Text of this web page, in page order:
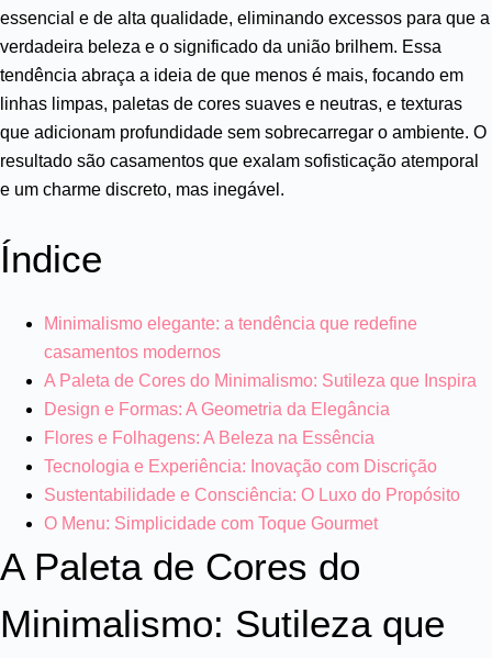
essencial e de alta qualidade, eliminando excessos para que a
verdadeira beleza e o significado da união brilhem. Essa
tendência abraça a ideia de que menos é mais, focando em
linhas limpas, paletas de cores suaves e neutras, e texturas
que adicionam profundidade sem sobrecarregar o ambiente. O
resultado são casamentos que exalam sofisticação atemporal
e um charme discreto, mas inegável.
Índice
Minimalismo elegante: a tendência que redefine
casamentos modernos
A Paleta de Cores do Minimalismo: Sutileza que Inspira
Design e Formas: A Geometria da Elegância
Flores e Folhagens: A Beleza na Essência
Tecnologia e Experiência: Inovação com Discrição
Sustentabilidade e Consciência: O Luxo do Propósito
O Menu: Simplicidade com Toque Gourmet
A Paleta de Cores do
Minimalismo: Sutileza que